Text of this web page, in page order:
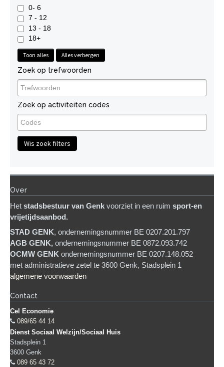
0- 6
7 - 12
13 - 18
18+
Toon alles Alles verbergen
Zoek op trefwoorden
Zoek op activiteiten codes
Wis zoek filters
Over
Het stadsbestuur van Genk voorziet in een ruim sport-en
vrijetijdsaanbod.
STAD GENK, ondernemingsnummer BE 0207.201.797
AGB GENK, ondernemingsnummer BE 0872.093.742
OCMW GENK ondernemingsnummer BE 0207.148.052
met administratieve zetel te 3600 Genk, Stadsplein 1
algemene voorwaarden
Contact
Cel Economie
089/65 44 14
Dienst Sociaal Welzijn/Sociaal Huis
Stadsplein 1
3600 Genk
089 65 43 72